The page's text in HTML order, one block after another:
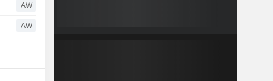
AW
AW